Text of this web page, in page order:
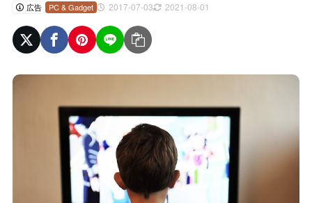
広告 2017-07-03 2021-08-01
PC & Gadget